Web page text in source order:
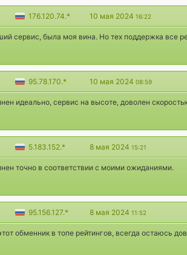
176.120.74.* 10 мая 2024 16:22
сервис, была моя вина. Но тех поддержка все
95.78.170.* 10 мая 2024 08:59
идеально, сервис на высоте, доволен
5.183.152.* 8 мая 2024 15:21
точно в соответствии с моими ожиданиями.
95.156.127.* 8 мая 2024 11:52
обменник в топе рейтингов, всегда остаюсь